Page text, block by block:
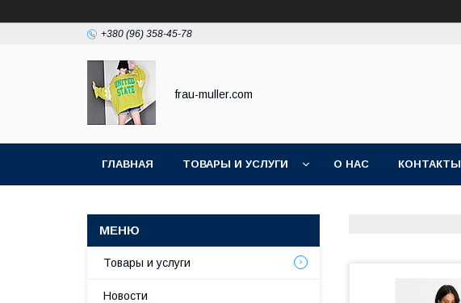
+380 (96) 358-45-78
frau-muller.com
ГЛАВНАЯ ТОВАРЫ И УСЛУГИ О НАС КОНТАКТЫ
Товары и услуги
Новости